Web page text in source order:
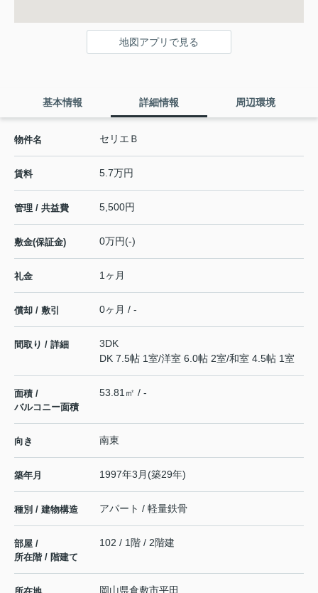
地図アプリで見る
基本情報 詳細情報 周辺環境
物件名 セリエＢ
賃料 5.7万円
管理 / 共益費 5,500円
敷金(保証金) 0万円(-)
礼金 1ヶ月
償却 / 敷引 0ヶ月 / -
間取り / 詳細
3DK
DK 7.5帖 1室/洋室 6.0帖 2室/和室 4.5帖 1室
面積 /
バルコニー面積
53.81㎡ / -
向き 南東
築年月 1997年3月(築29年)
種別 / 建物構造 アパート / 軽量鉄骨
部屋 /
所在階 / 階建て
102 / 1階 / 2階建
岡山県倉敷市平田